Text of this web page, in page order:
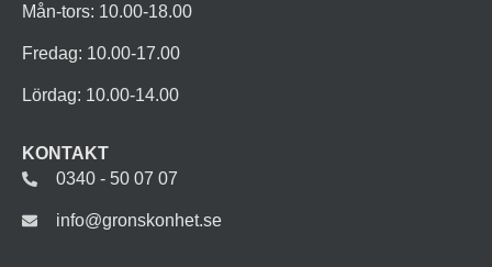
Mån-tors: 10.00-18.00
Fredag: 10.00-17.00
Lördag: 10.00-14.00
KONTAKT
0340 - 50 07 07
info@gronskonhet.se